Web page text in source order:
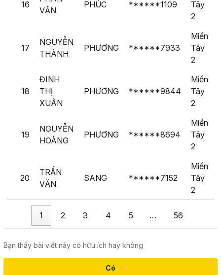
16
VĂN
PHÚC ******1109
Tây
2
17
NGUYỄN
THÀNH
PHƯƠNG ******7933
Miền
Tây
2
18
ĐINH
THỊ
XUÂN
PHƯƠNG ******9844
Miền
Tây
2
19
NGUYỄN
HOÀNG
PHƯƠNG ******8694
Miền
Tây
2
20
TRẦN
VĂN
SANG ******7152
Miền
Tây
2
1 2 3 4 5 … 56
Bạn thấy bài viết này có hữu ích hay không
Có